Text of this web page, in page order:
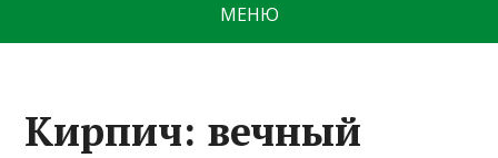
МЕНЮ
Кирпич: вечный